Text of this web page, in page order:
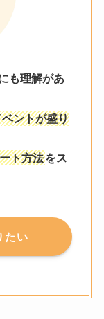
も理解があ
ベントが盛り
ト方法をス
たい